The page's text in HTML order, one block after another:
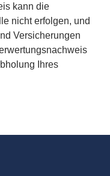
kann die
nicht erfolgen, und
Versicherungen
Ihres